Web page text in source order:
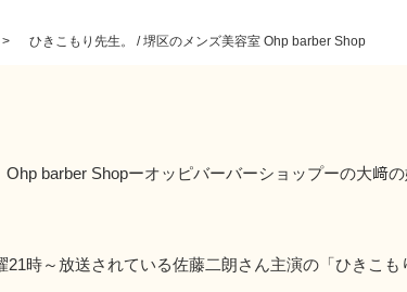
ひきこもり先生。 / 堺区のメンズ美容室 Ohp barber Shop
Ohp barber Shopーオッピバーバーショップーの大﨑の
21時～放送されている佐藤二朗さん主演の「ひきこも